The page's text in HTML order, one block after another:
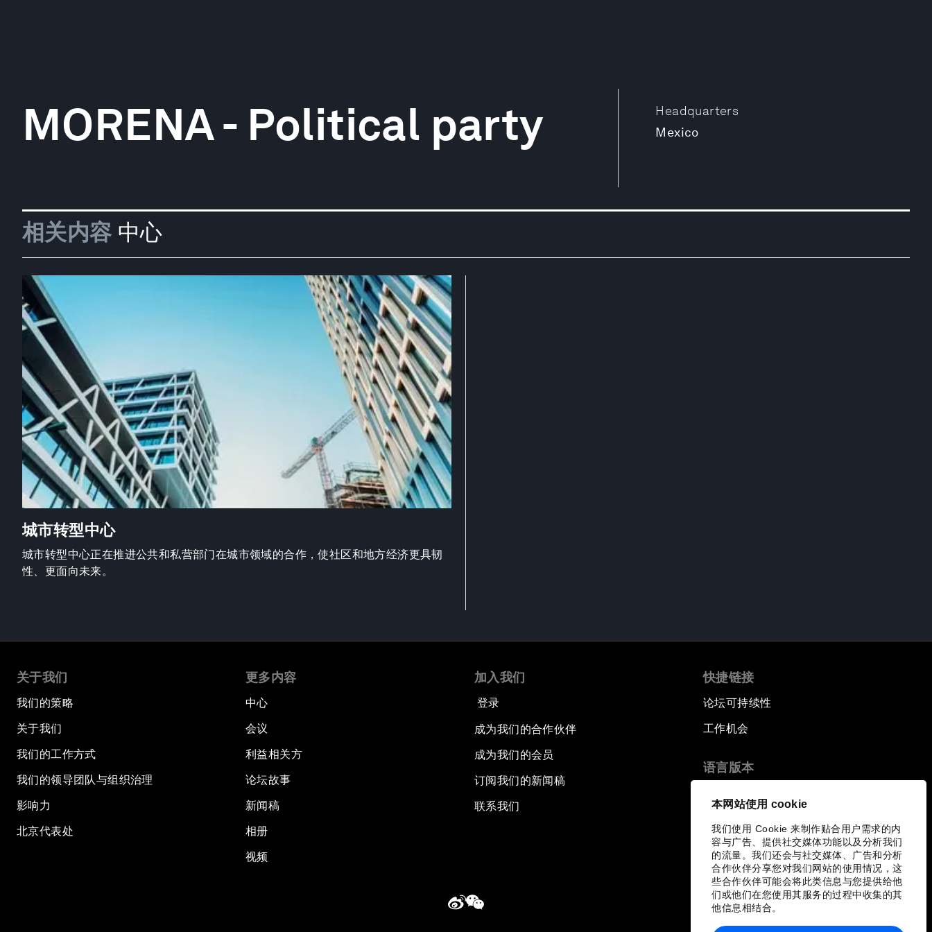
本网站使用 cookie
我们使用 Cookie 来制作贴合用户需求的内
容与广告、提供社交媒体功能以及分析我们
的流量。我们还会与社交媒体、广告和分析
合作伙伴分享您对我们网站的使用情况，这
些合作伙伴可能会将此类信息与您提供给他
们或他们在您使用其服务的过程中收集的其
他信息相结合。
Headquarters
Mexico
MORENA - Political party
相关内容 中心
城市转型中心
城市转型中心正在推进公共和私营部门在城市领域的合作，使社区和地方经济更具韧
性、更面向未来。
关于我们
我们的策略
关于我们
我们的工作方式
我们的领导团队与组织治理
影响力
北京代表处
更多内容
中心
会议
利益相关方
论坛故事
新闻稿
相册
视频
加入我们
登录
成为我们的合作伙伴
成为我们的会员
订阅我们的新闻稿
联系我们
快捷链接
论坛可持续性
工作机会
语言版本